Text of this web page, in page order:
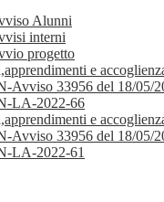
Alunni
interni
progetto
e
Avviso 33956 del 18/05/
LA-2022-66
e
Avviso 33956 del 18/05/
LA-2022-61